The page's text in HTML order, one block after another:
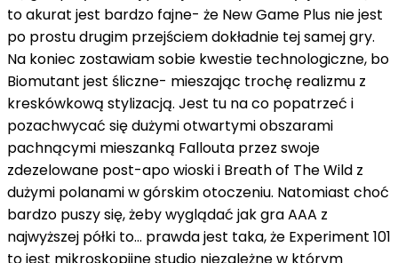
to akurat jest bardzo fajne- że New Game Plus nie jest
po prostu drugim przejściem dokładnie tej samej gry.
Na koniec zostawiam sobie kwestie technologiczne, bo
Biomutant jest śliczne- mieszając trochę realizmu z
kreskówkową stylizacją. Jest tu na co popatrzeć i
pozachwycać się dużymi otwartymi obszarami
pachnącymi mieszanką Fallouta przez swoje
zdezelowane post-apo wioski i Breath of The Wild z
dużymi polanami w górskim otoczeniu. Natomiast choć
bardzo puszy się, żeby wyglądać jak gra AAA z
najwyższej półki to… prawda jest taka, że Experiment 101
to jest mikroskopijne studio niezależne w którym